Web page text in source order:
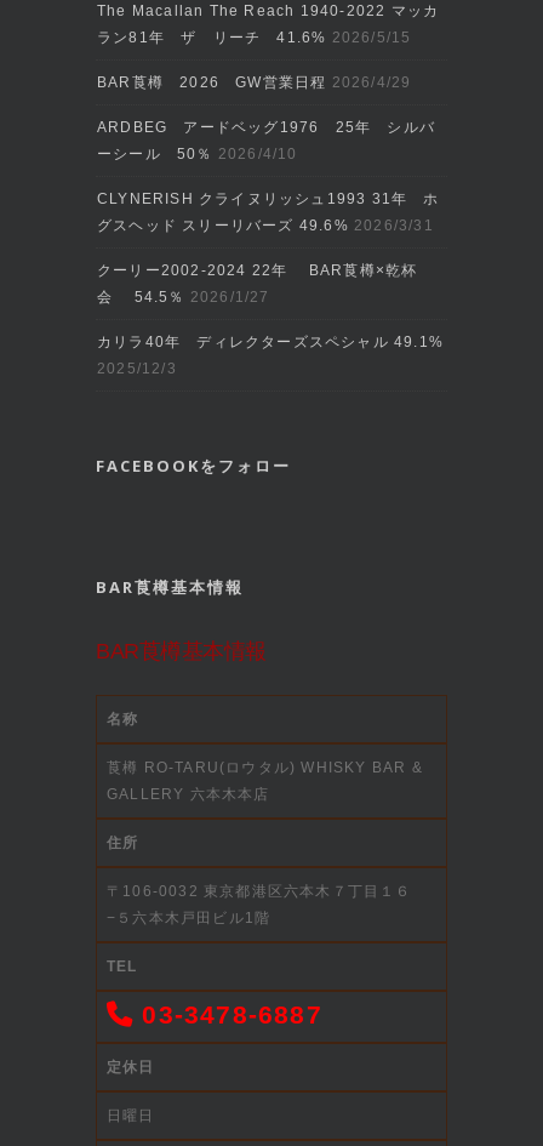
The Macallan The Reach 1940-2022 マッカ
ラン81年 ザ リーチ 41.6% 2026/5/15
BAR莨樽 2026 GW営業日程 2026/4/29
ARDBEG アードベッグ1976 25年 シルバ
ーシール 50％
2026/4/10
CLYNERISH クライヌリッシュ1993 31年 ホ
グスヘッド スリーリバーズ 49.6% 2026/3/31
クーリー2002‐2024 22年 BAR莨樽×乾杯
会 54.5％
2026/1/27
カリラ40年 ディレクターズスペシャル 49.1%
2025/12/3
FACEBOOKをフォロー
BAR莨樽基本情報
BAR莨樽基本情報
名称
莨樽 RO-TARU(ロウタル) WHISKY BAR &
GALLERY 六本木本店
住所
〒106-0032 東京都港区六本木７丁目１６
−５六本木戸田ビル1階
TEL
03-3478-6887
定休日
日曜日